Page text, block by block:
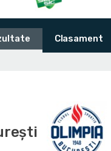
Clasament